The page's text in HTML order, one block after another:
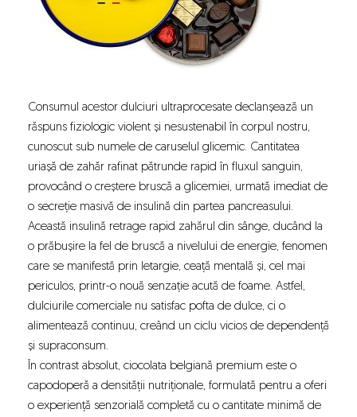
Consumul acestor dulciuri ultraprocesate declanșează un
răspuns fiziologic violent și nesustenabil în corpul nostru,
cunoscut sub numele de caruselul glicemic. Cantitatea
uriașă de zahăr rafinat pătrunde rapid în fluxul sanguin,
provocând o creștere bruscă a glicemiei, urmată imediat de
o secreție masivă de insulină din partea pancreasului.
Această insulină retrage rapid zahărul din sânge, ducând la
o prăbușire la fel de bruscă a nivelului de energie, fenomen
care se manifestă prin letargie, ceață mentală și, cel mai
periculos, printr-o nouă senzație acută de foame. Astfel,
dulciurile comerciale nu satisfac pofta de dulce, ci o
alimentează continuu, creând un ciclu vicios de dependență
și supraconsum.
În contrast absolut, ciocolata belgiană premium este o
capodoperă a densității nutriționale, formulată pentru a oferi
o experiență senzorială completă cu o cantitate minimă de